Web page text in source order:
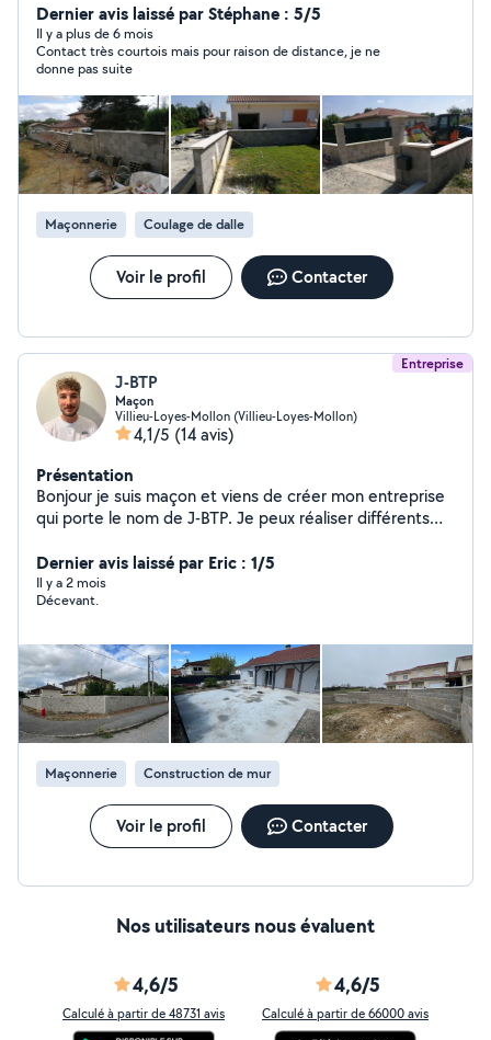
Dernier avis laissé par Stéphane : 5/5
Il y a plus de 6 mois
Contact très courtois mais pour raison de distance, je ne
donne pas suite
Maçonnerie Coulage de dalle
Voir le profil Contacter
Entreprise
J-BTP
Maçon
Villieu-Loyes-Mollon (Villieu-Loyes-Mollon)
4,1/5 (14 avis)
Présentation
Bonjour je suis maçon et viens de créer mon entreprise
qui porte le nom de J-BTP. Je peux réaliser différents
encore de terrassement. Jeune, volontaire et
dynamique je ne demande qu'à faire vivre cette petite
structure et satisfaire les demandes. Pour plus d'avis et
https://g.co/kgs/hM7sGo4
Dernier avis laissé par Eric : 1/5
Il y a 2 mois
Décevant.
Maçonnerie Construction de mur
Voir le profil Contacter
Nos utilisateurs nous évaluent
4,6/5
Calculé à partir de 48731 avis
4,6/5
Calculé à partir de 66000 avis